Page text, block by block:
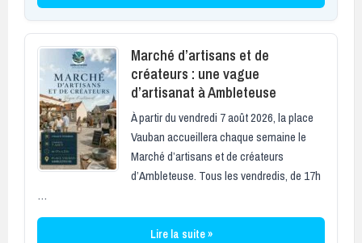
Marché d’artisans et de
créateurs : une vague
d’artisanat à Ambleteuse
À partir du vendredi 7 août 2026, la place
Vauban accueillera chaque semaine le
Marché d’artisans et de créateurs
d’Ambleteuse. Tous les vendredis, de 17h
…
Lire la suite »